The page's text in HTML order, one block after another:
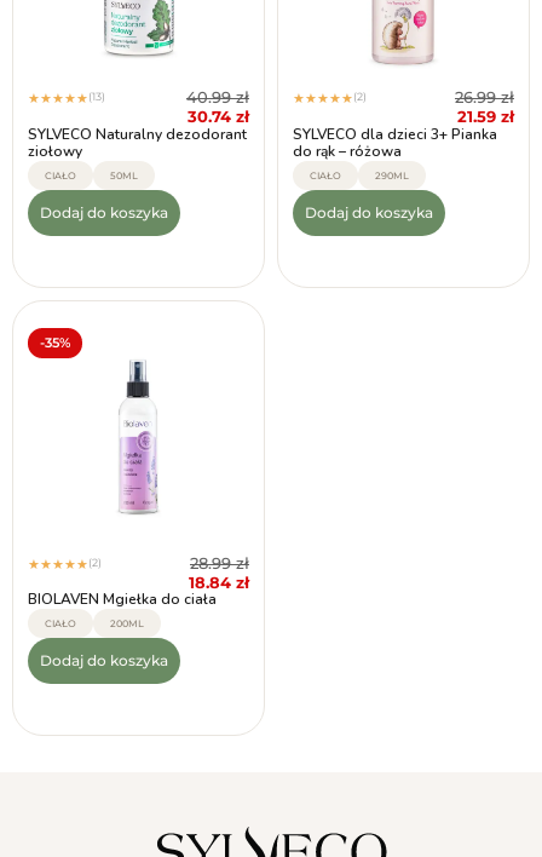
★★★★★(13) 40.99zł
30.74 zł
SYLVECO Naturalny dezodorant
ziołowy
CIAŁO 50ML
Dodaj do koszyka
★★★★★(2) 26.99zł
21.59 zł
SYLVECO dla dzieci 3+ Pianka
do rąk – różowa
CIAŁO 290ML
Dodaj do koszyka
-35%
★★★★★(2) 28.99zł
18.84 zł
BIOLAVEN Mgiełka do ciała
CIAŁO 200ML
Dodaj do koszyka